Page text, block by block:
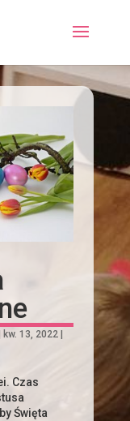
kw. 13, 2022|
Czas
Święta